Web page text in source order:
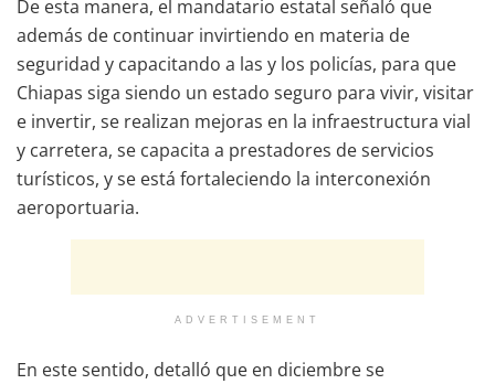
De esta manera, el mandatario estatal señaló que
además de continuar invirtiendo en materia de
seguridad y capacitando a las y los policías, para que
Chiapas siga siendo un estado seguro para vivir, visitar
e invertir, se realizan mejoras en la infraestructura vial
y carretera, se capacita a prestadores de servicios
turísticos, y se está fortaleciendo la interconexión
aeroportuaria.
ADVERTISEMENT
En este sentido, detalló que en diciembre se